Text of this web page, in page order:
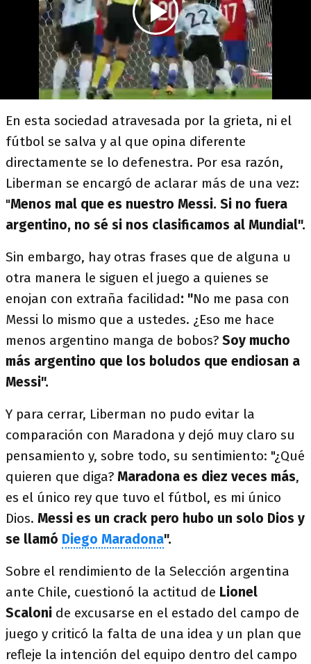
En esta sociedad atravesada por la grieta, ni el
fútbol se salva y al que opina diferente
directamente se lo defenestra. Por esa razón,
Liberman se encargó de aclarar más de una vez:
"Menos mal que es nuestro Messi. Si no fuera
argentino, no sé si nos clasificamos al Mundial".
Sin embargo, hay otras frases que de alguna u
otra manera le siguen el juego a quienes se
enojan con extraña facilidad: "No me pasa con
Messi lo mismo que a ustedes. ¿Eso me hace
menos argentino manga de bobos? Soy mucho
más argentino que los boludos que endiosan a
Messi".
Y para cerrar, Liberman no pudo evitar la
comparación con Maradona y dejó muy claro su
pensamiento y, sobre todo, su sentimiento: "¿Qué
quieren que diga? Maradona es diez veces más,
es el único rey que tuvo el fútbol, es mi único
Dios. Messi es un crack pero hubo un solo Dios y
se llamó Diego Maradona".
Sobre el rendimiento de la Selección argentina
ante Chile, cuestionó la actitud de Lionel
Scaloni de excusarse en el estado del campo de
juego y criticó la falta de una idea y un plan que
refleje la intención del equipo dentro del campo